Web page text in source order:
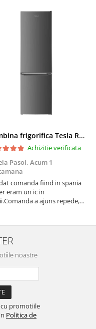
Combina frigorifica Tesla RC2600HXE, 262 l, Clasa E, Iluminare LED, dezghetare automata frigider, H 180 cm, Inox
Achizitie verificata
Pasol, Acum 1
comanda fiind in spania
eram un ic in
a ajuns repede,in
multumesc pentru
si
100%
noastre
promotiile
Politica de